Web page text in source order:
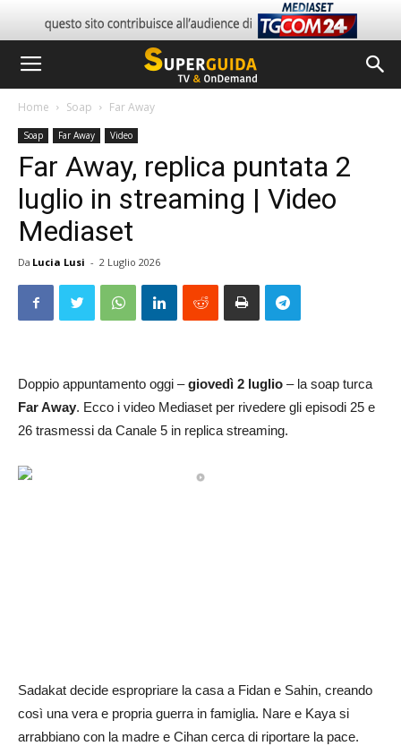
Home Soap Far Away
Soap Far Away Video
Far Away, replica puntata 2
luglio in streaming | Video
Mediaset
Da Lucia Lusi - 2 Luglio 2026
Doppio appuntamento oggi –giovedì 2 luglio – la soap turca
Far Away. Ecco i video Mediaset per rivedere gli episodi 25 e
26 trasmessi da Canale 5 in replica streaming.
Sadakat decide espropriare la casa a Fidan e Sahin, creando
così una vera e propria guerra in famiglia. Nare e Kaya si
arrabbiano con la madre e Cihan cerca di riportare la pace.